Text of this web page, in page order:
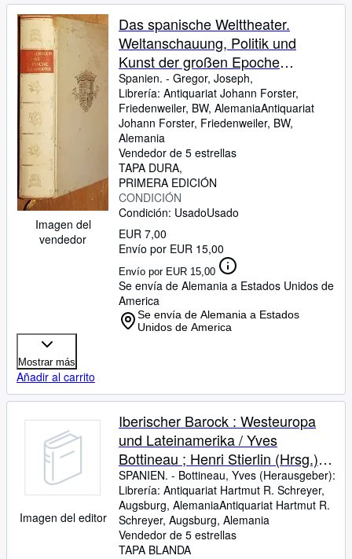
Imagen del
vendedor
Das spanische Welttheater.
Weltanschauung, Politik und
Kunst der großen Epoche
Spaniens.
Spanien. - Gregor, Joseph,
Librería: Antiquariat Johann Forster,
Friedenweiler, BW, AlemaniaAntiquariat
Johann Forster, Friedenweiler, BW,
Alemania
Vendedor de 5 estrellas
TAPA DURA
PRIMERA EDICIÓN
CONDICIÓN
Condición: UsadoUsado
EUR 7,00
Envío por EUR 15,00
Envío por EUR 15,00
Se envía de Alemania a Estados Unidos de
America
Se envía de Alemania a Estados
Unidos de America
Mostrar más
Añadir al carrito
Imagen del editor
Iberischer Barock : Westeuropa
und Lateinamerika / Yves
Bottineau ; Henri Stierlin (Hrsg.).
Fotos: Yvan Butler. [Übers. aus
dem Franz.: Alfred P. Zeller] .
SPANIEN. - Bottineau, Yves (Herausgeber):
Librería: Antiquariat Hartmut R. Schreyer,
Augsburg, AlemaniaAntiquariat Hartmut R.
Schreyer, Augsburg, Alemania
Vendedor de 5 estrellas
TAPA BLANDA